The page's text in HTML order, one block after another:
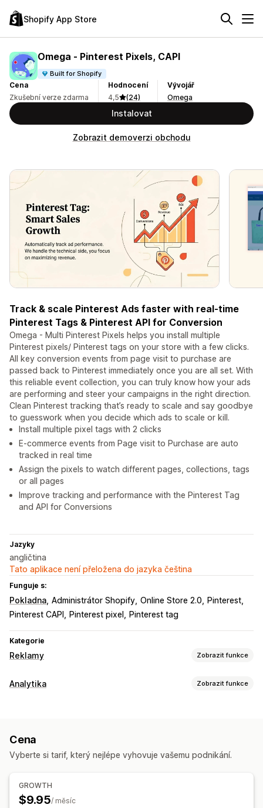
Shopify App Store
Omega ‑ Pinterest Pixels, CAPI
Built for Shopify
Cena
Zkušební verze zdarma
Hodnocení
4,5
(24)
Vývojář
Omega
Instalovat
Zobrazit demoverzi obchodu
Track & scale Pinterest Ads faster with real-time
Pinterest Tags & Pinterest API for Conversion
Omega - Multi Pinterest Pixels helps you install multiple
Pinterest pixels/ Pinterest tags on your store with a few clicks.
All key conversion events from page visit to purchase are
passed back to Pinterest immediately once you are all set. With
this reliable event collection, you can truly know how your ads
are performing and steer your campaigns in the right direction.
Clean Pinterest tracking that’s ready to scale and say goodbye
to guesswork when you decide which ads to scale or kill.
Install multiple pixel tags with 2 clicks
E-commerce events from Page visit to Purchase are auto
tracked in real time
Assign the pixels to watch different pages, collections, tags
or all pages
Improve tracking and performance with the Pinterest Tag
and API for Conversions
Jazyky
angličtina
Tato aplikace není přeložena do jazyka čeština
Funguje s:
Pokladna Administrátor Shopify Online Store 2.0
Pinterest
Pinterest CAPI
Pinterest pixel Pinterest tag
Kategorie
Reklamy Zobrazit funkce
Cílení
Správa kampaní
Sociální sítě
Sledování konverzí
Analytika Zobrazit funkce
Vizuály a výkazy
Panel analytiky
Cena
Vyberte si tarif, který nejlépe vyhovuje vašemu podnikání.
GROWTH
$9.95/ měsíc